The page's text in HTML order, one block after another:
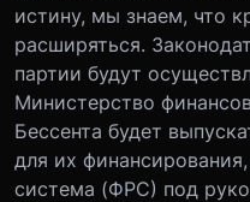
истину, мы знаем, что
расширяться.
партии будут
Министерство
Бессента будет
для их
система (ФРС) под